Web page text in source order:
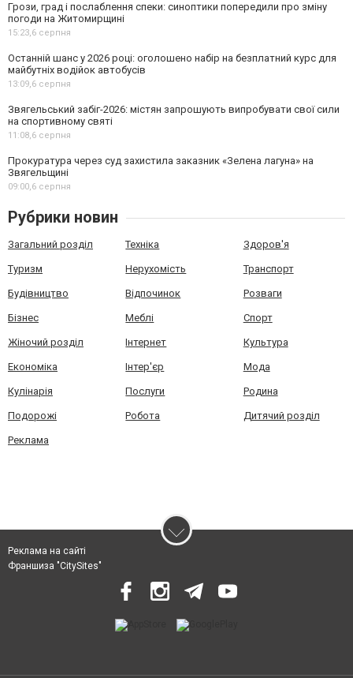
Грози, град і послаблення спеки: синоптики попередили про зміну
погоди на Житомирщині
15:23,6 серпня
Останній шанс у 2026 році: оголошено набір на безплатний курс для
майбутніх водійок автобусів
13:09,6 серпня
Звягельський забіг-2026: містян запрошують випробувати свої сили
на спортивному святі
11:08,6 серпня
Прокуратура через суд захистила заказник «Зелена лагуна» на
Звягельщині
09:00,6 серпня
Рубрики новин
Загальний розділ Техніка Здоров'я
Туризм Нерухомість Транспорт
Будівництво Відпочинок Розваги
Бізнес Меблі Спорт
Жіночий розділ Інтернет Культура
Економіка Інтер'єр Мода
Кулінарія Послуги Родина
Подорожі Робота Дитячий розділ
Реклама
Реклама на сайті
Франшиза "CitySites"